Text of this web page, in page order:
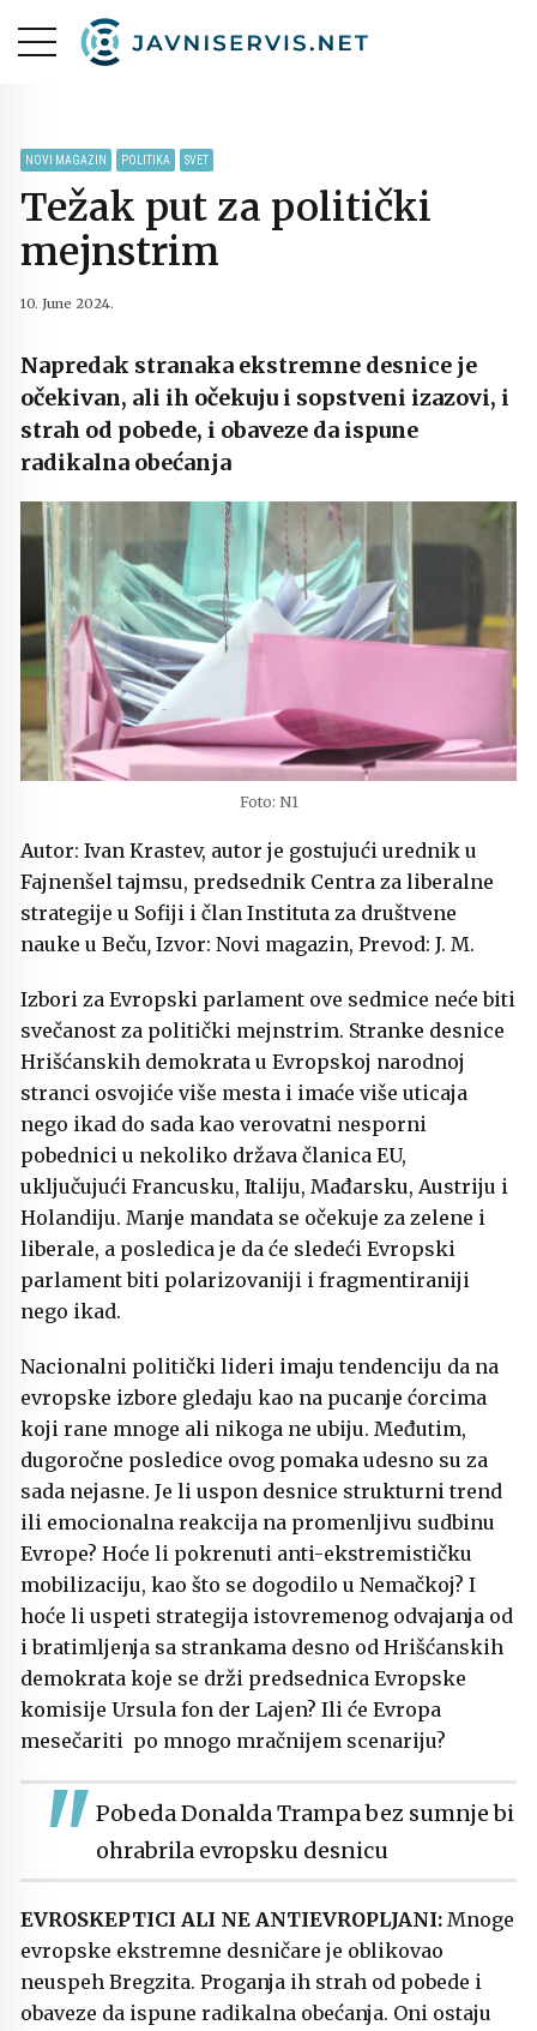
NOVI MAGAZIN POLITIKA SVET
Težak put za politički
mejnstrim
10. June 2024.
Napredak stranaka ekstremne desnice je
očekivan, ali ih očekuju i sopstveni izazovi, i
strah od pobede, i obaveze da ispune
radikalna obećanja
Foto: N1
Autor: Ivan Krastev, autor je gostujući urednik u
Fajnenšel tajmsu, predsednik Centra za liberalne
strategije u Sofiji i član Instituta za društvene
nauke u Beču, Izvor: Novi magazin, Prevod: J. M.
Izbori za Evropski parlament ove sedmice neće biti
svečanost za politički mejnstrim. Stranke desnice
Hrišćanskih demokrata u Evropskoj narodnoj
stranci osvojiće više mesta i imaće više uticaja
nego ikad do sada kao verovatni nesporni
pobednici u nekoliko država članica EU,
uključujući Francusku, Italiju, Mađarsku, Austriju i
Holandiju. Manje mandata se očekuje za zelene i
liberale, a posledica je da će sledeći Evropski
parlament biti polarizovaniji i fragmentiraniji
nego ikad.
Nacionalni politički lideri imaju tendenciju da na
evropske izbore gledaju kao na pucanje ćorcima
koji rane mnoge ali nikoga ne ubiju. Međutim,
dugoročne posledice ovog pomaka udesno su za
sada nejasne. Je li uspon desnice strukturni trend
ili emocionalna reakcija na promenljivu sudbinu
Evrope? Hoće li pokrenuti anti-ekstremističku
mobilizaciju, kao što se dogodilo u Nemačkoj? I
hoće li uspeti strategija istovremenog odvajanja od
i bratimljenja sa strankama desno od Hrišćanskih
demokrata koje se drži predsednica Evropske
komisije Ursula fon der Lajen? Ili će Evropa
mesečariti po mnogo mračnijem scenariju?
Pobeda Donalda Trampa bez sumnje bi
ohrabrila evropsku desnicu
EVROSKEPTICI ALI NE ANTIEVROPLJANI: Mnoge
evropske ekstremne desničare je oblikovao
neuspeh Bregzita. Proganja ih strah od pobede i
obaveze da ispune radikalna obećanja. Oni ostaju